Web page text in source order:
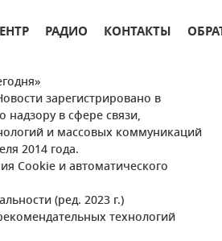
РАДИО КОНТАКТЫ
зарегистрировано в
надзору в сфере связи,
и массовых коммуникаций
2014 года.
Cookie и автоматического
(ред. 2023 г.)
технологий